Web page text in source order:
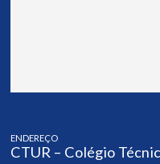
ENDEREÇO
CTUR – Colégio